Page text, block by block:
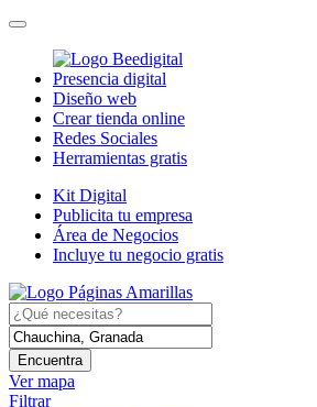
Presencia digital
Diseño web
Crear tienda online
Redes Sociales
Herramientas gratis
Kit Digital
Publicita tu empresa
Área de Negocios
Incluye tu negocio gratis
Encuentra
Ver mapa
Filtrar